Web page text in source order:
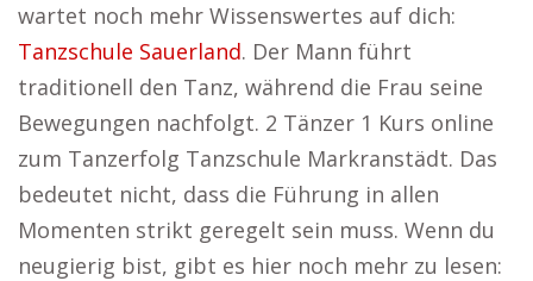
wartet noch mehr Wissenswertes auf dich:
Tanzschule Sauerland. Der Mann führt
traditionell den Tanz, während die Frau seine
Bewegungen nachfolgt. 2 Tänzer 1 Kurs online
zum Tanzerfolg Tanzschule Markranstädt. Das
bedeutet nicht, dass die Führung in allen
Momenten strikt geregelt sein muss. Wenn du
neugierig bist, gibt es hier noch mehr zu lesen: